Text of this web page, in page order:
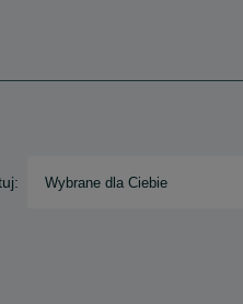
Wybrane dla Ciebie